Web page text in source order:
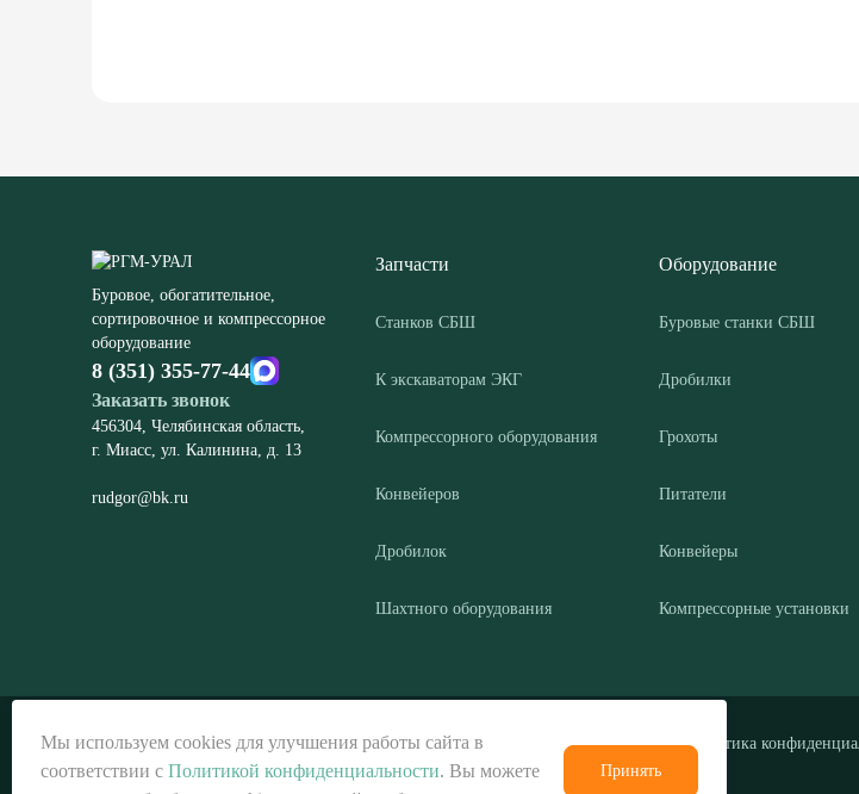
Буровое, обогатительное,
сортировочное и компрессорное
оборудование
8 (351) 355-77-44
Заказать звонок
456304, Челябинская область,
г. Миасс, ул. Калинина, д. 13
rudgor@bk.ru
Запчасти
Станков СБШ
К экскаваторам ЭКГ
Компрессорного оборудования
Конвейеров
Дробилок
Шахтного оборудования
Оборудование
Буровые станки СБШ
Дробилки
Грохоты
Питатели
Конвейеры
Компрессорные установки
© ООО «РГМ-УРАЛ», 2026 Политика
Мы используем cookies для улучшения работы сайта в
соответствии с Политикой конфиденциальности. Вы можете
Принять